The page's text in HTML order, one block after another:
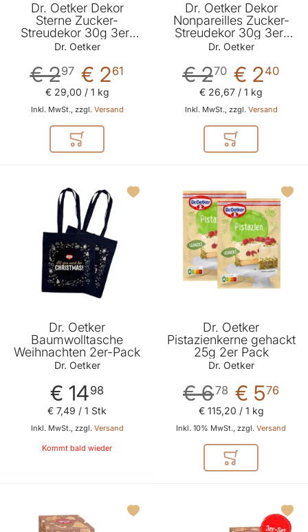
Dr. Oetker Dekor
Sterne Zucker-
Streudekor 30g 3er-
Set
Dr. Oetker
€ 261
€ 297
Inkl. MwSt., zzgl. Versand
€ 29,00 / 1 kg
In den Warenkorb
Dr. Oetker Dekor
Nonpareilles Zucker-
Streudekor 30g 3er-
Set
Dr. Oetker
€ 240
€ 270
Inkl. MwSt., zzgl. Versand
€ 26,67 / 1 kg
In den
Dr. Oetker
Baumwolltasche
Weihnachten 2er-Pack
Dr. Oetker
€ 1498
Inkl. MwSt., zzgl. Versand
€ 7,49 / 1 Stk
Kommt bald wieder
Dr. Oetker
Pistazienkerne gehackt
25g 2er Pack
Dr. Oetker
€ 576
€ 678
Inkl. 10% MwSt., zzgl. Versand
€ 115,20 / 1 kg
In den